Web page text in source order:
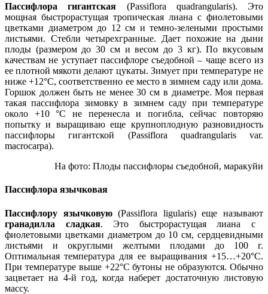
Пассифлора гигантская (Passiflora quadrangularis). Это
мощная быстрорастущая тропическая лиана с фиолетовыми
цветками диаметром до 12 см и темно-зелеными простыми
листьями. Стебли четырехгранные. Дает похожие на дыни
плоды (размером до 30 см и весом до 3 кг). По вкусовым
качествам не уступает пассифлоре съедобной – чаще всего из
ее плотной мякоти делают цукаты. Зимует при температуре не
ниже +12°С, соответственно ее место в зимнем саду или дома.
Горшок должен быть не менее 30 см в диаметре. Моя первая
такая пассифлора зимовку в зимнем саду при температуре
около +10 °С не перенесла и погибла, сейчас повторяю
попытку и выращиваю еще крупноплодную разновидность
пассифлоры гигантской (Passiflora quadrangularis var.
macrocarpa).
На фото: Плоды пассифлоры съедобной, маракуйи
Пассифлора язычковая
Пассифлору язычковую(Passiflora ligularis) еще называют
гранадилла сладкая. Это быстрорастущая лиана с
фиолетовыми цветками диаметром до 10 см, сердцевидными
листьями и округлыми желтыми плодами до 100 г.
Оптимальная температура для ее выращивания +15…+20°С.
При температуре выше +22°С бутоны не образуются. Обычно
зацветает на 4-й год, когда наберет достаточную листовую
массу.